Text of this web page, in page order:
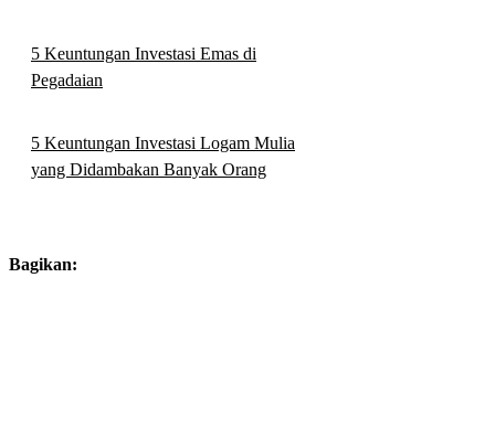
5 Keuntungan Investasi Emas di
Pegadaian
5 Keuntungan Investasi Logam Mulia
yang Didambakan Banyak Orang
Bagikan: